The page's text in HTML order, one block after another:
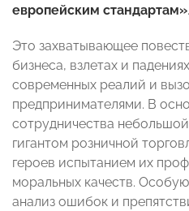
европейским стандартам».
Это захватывающее
бизнеса, взлетах и
современных реалий и
предпринимателями. В
сотрудничества
гигантом розничной
героев испытанием их
моральных качеств.
анализ ошибок и